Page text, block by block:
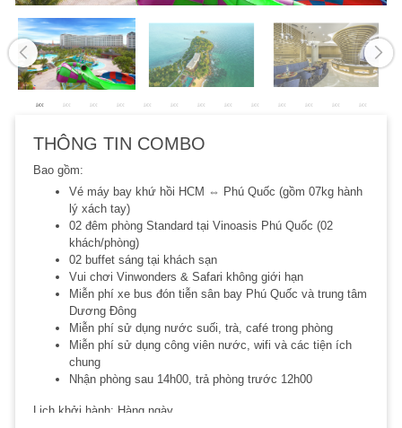
THÔNG TIN COMBO
Bao gồm:
Vé máy bay khứ hồi HCM ⇔ Phú Quốc (gồm 07kg hành
lý xách tay)
02 đêm phòng Standard tại Vinoasis Phú Quốc (02
khách/phòng)
02 buffet sáng tại khách sạn
Vui chơi Vinwonders & Safari không giới hạn
Miễn phí xe bus đón tiễn sân bay Phú Quốc và trung tâm
Dương Đông
Miễn phí sử dụng nước suối, trà, café trong phòng
Miễn phí sử dụng công viên nước, wifi và các tiện ích
chung
Nhận phòng sau 14h00, trả phòng trước 12h00
Lịch khởi hành: Hàng ngày